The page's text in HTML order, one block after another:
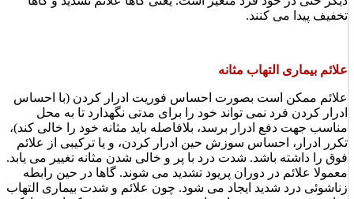
تخفیف پیدا می کنند.
علائم بیماری التهاب مثانه
علائم ممکن است بصورت احساس فوریت ادرار کردن (با احساس
ادرار کردن فرد نمی تواند خود را برای مدتی نگهدارد تا به محل
مناسب جهت دفع ادرار برسد، بلافاصله باید مثانه خود را خالی کند)،
تکرر ادرار، احساس سوزش حین ادرار کردن، و یا ترکیبی از علائم
فوق را داشته باشد. شدت درد با پر و خالی شدن مثانه تغییر می یابد.
معمولا علائم در دوران پریود تشدید می شوند. گاها در حین رابطه
زناشوئی درد شدید ایجاد می شود. چون علائم و شدت بیماری التهاب